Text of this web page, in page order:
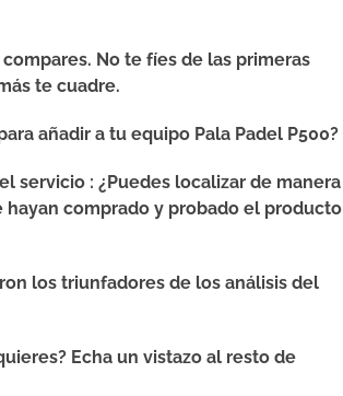
No te fíes de las primeras
te cuadre.
añadir a tu equipo Pala Padel P500?
servicio : ¿Puedes localizar de manera
comprado y probado el producto
los triunfadores de los análisis del
Echa un vistazo al resto de